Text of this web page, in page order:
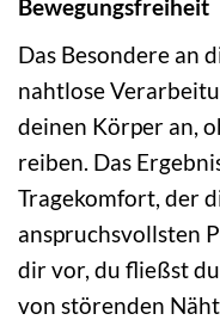
Bewegungsfreiheit
Das Besondere an
nahtlose
deinen Körper an,
reiben. Das
Tragekomfort, der
anspruchsvollsten
dir vor, du fließst
von störenden